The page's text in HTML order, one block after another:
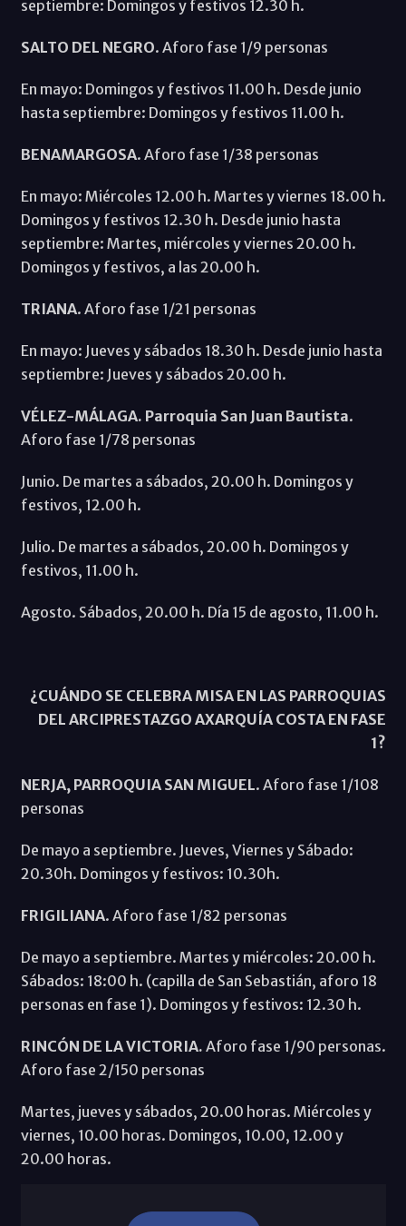
septiembre: Domingos y festivos 12.30 h.
SALTO DEL NEGRO. Aforo fase 1/9 personas
En mayo: Domingos y festivos 11.00 h. Desde junio
hasta septiembre: Domingos y festivos 11.00 h.
BENAMARGOSA. Aforo fase 1/38 personas
En mayo: Miércoles 12.00 h. Martes y viernes 18.00 h.
Domingos y festivos 12.30 h. Desde junio hasta
septiembre: Martes, miércoles y viernes 20.00 h.
Domingos y festivos, a las 20.00 h.
TRIANA. Aforo fase 1/21 personas
En mayo: Jueves y sábados 18.30 h. Desde junio hasta
septiembre: Jueves y sábados 20.00 h.
VÉLEZ-MÁLAGA. Parroquia San Juan Bautista.
Aforo fase 1/78 personas
Junio. De martes a sábados, 20.00 h. Domingos y
festivos, 12.00 h.
Julio. De martes a sábados, 20.00 h. Domingos y
festivos, 11.00 h.
Agosto. Sábados, 20.00 h. Día 15 de agosto, 11.00 h.
¿CUÁNDO SE CELEBRA MISA EN LAS PARROQUIAS
DEL ARCIPRESTAZGO AXARQUÍA COSTA EN FASE
1?
NERJA, PARROQUIA SAN MIGUEL. Aforo fase 1/108
personas
De mayo a septiembre. Jueves, Viernes y Sábado:
20.30h. Domingos y festivos: 10.30h.
FRIGILIANA. Aforo fase 1/82 personas
De mayo a septiembre. Martes y miércoles: 20.00 h.
Sábados: 18:00 h. (capilla de San Sebastián, aforo 18
personas en fase 1). Domingos y festivos: 12.30 h.
RINCÓN DE LA VICTORIA. Aforo fase 1/90 personas.
Aforo fase 2/150 personas
Martes, jueves y sábados, 20.00 horas. Miércoles y
viernes, 10.00 horas. Domingos, 10.00, 12.00 y
20.00 horas.